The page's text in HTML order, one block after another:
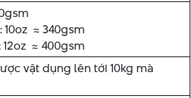
≈ 340gsm
≈ 400gsm
vật dụng lên tới 10kg mà